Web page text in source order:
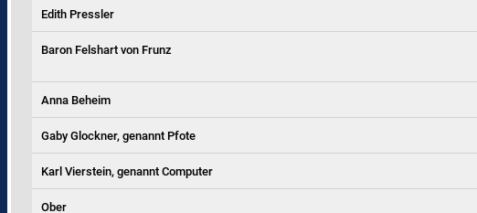
Edith Pressler
Baron Felshart von Frunz
Anna Beheim
Gaby Glockner, genannt Pfote
Karl Vierstein, genannt Computer
Ober